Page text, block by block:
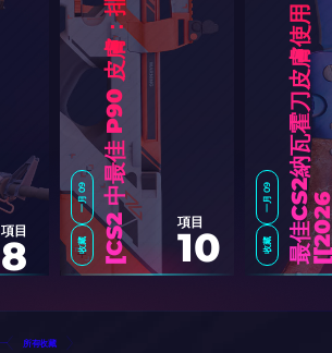
一月 09
收藏 最
佳
C
2
納
瓦
霍
刀
皮
膚
使
用
：
終
極
清
單
[
2
0
2
一月 09
收藏
C
S
2
中
最
佳
P
9
0
皮
膚
：
排
名
[
2
0
2
6
] 項目
10
項目
8
所有收藏